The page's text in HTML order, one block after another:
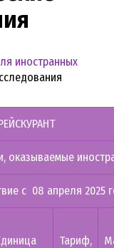
иностранных
оказываемые
с 08 апреля 2025
Тариф,